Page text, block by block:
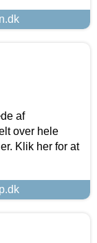
af
over hele
Klik her for at